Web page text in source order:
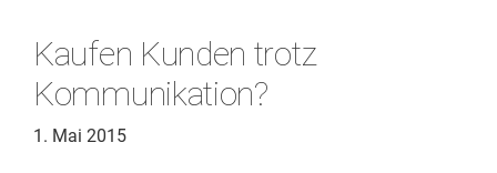
Kaufen Kunden trotz
Kommunikation?
1. Mai 2015